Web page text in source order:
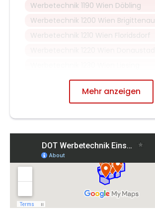
Werbetechnik 1190 Wien Döbling
Werbetechnik 1200 Wien Brigittenau
Werbetechnik 1210 Wien Floridsdorf
Mehr anzeigen